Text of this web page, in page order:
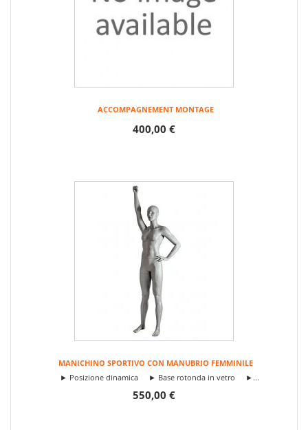
ACCOMPAGNEMENT MONTAGE
400,00 €
MANICHINO SPORTIVO CON MANUBRIO FEMMINILE
► Posizione dinamica ► Base rotonda in vetro ►...
550,00 €